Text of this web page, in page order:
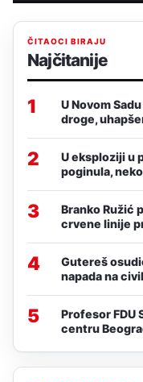
ČITAOCI BIRAJU
Najčitanije
1
U Novom
droge,
2
U eksploziji u
poginula,
3
Branko Ružić
crvene linije
4
Gutereš
napada na
5
Profesor FDU
centru